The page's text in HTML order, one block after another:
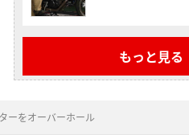
もっと見る
ーをオーバーホール